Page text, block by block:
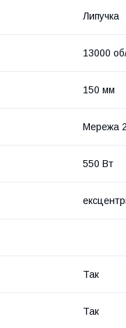
Липучка
13000
150 мм
Мережа
550 Вт
Так
Так